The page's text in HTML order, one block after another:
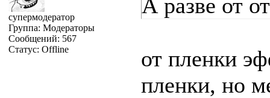
супермодератор
Группа: Модераторы
Сообщений: 567
Статус: Offline
А разве от
от пленки
пленки, но